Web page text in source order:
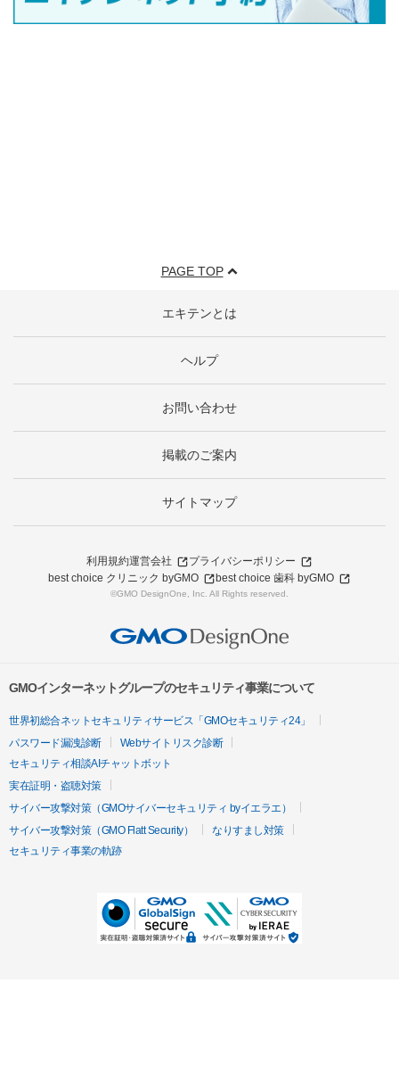
PAGE TOP
エキテンとは
ヘルプ
お問い合わせ
掲載のご案内
サイトマップ
利用規約運営会社
プライバシーポリシー
best choice クリニック byGMO
best choice 歯科 byGMO
©GMO DesignOne, Inc. All Rights reserved.
GMOインターネットグループのセキュリティ事業について
世界初総合ネットセキュリティサービス「GMOセキュリティ24」
パスワード漏洩診断
Webサイトリスク診断
セキュリティ相談AIチャットボット
実在証明・盗聴対策
サイバー攻撃対策（GMOサイバーセキュリティ byイエラエ）
サイバー攻撃対策（GMO Flatt Security）
なりすまし対策
セキュリティ事業の軌跡